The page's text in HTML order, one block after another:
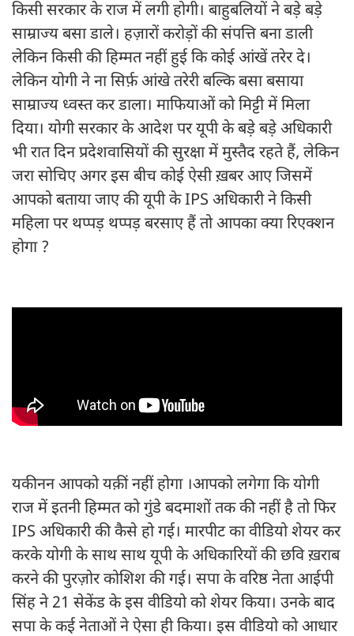
किसी सरकार के राज में लगी होगी। बाहुबलियों ने बड़े बड़े
साम्राज्य बसा डाले। हज़ारों करोड़ों की संपत्ति बना डाली
लेकिन किसी की हिम्मत नहीं हुई कि कोई आंखें तरेर दे।
लेकिन योगी ने ना सिर्फ़ आंखे तरेरी बल्कि बसा बसाया
साम्राज्य ध्वस्त कर डाला। माफियाओं को मिट्टी में मिला
दिया। योगी सरकार के आदेश पर यूपी के बड़े बडे़ अधिकारी
भी रात दिन प्रदेशवासियों की सुरक्षा में मुस्तैद रहते हैं, लेकिन
जरा सोचिए अगर इस बीच कोई ऐसी ख़बर आए जिसमें
आपको बताया जाए की यूपी के IPS अधिकारी ने किसी
महिला पर थप्पड़ थप्पड़ बरसाए हैं तो आपका क्या रिएक्शन
होगा ?
यकीनन आपको यक़ीं नहीं होगा ।आपको लगेगा कि योगी
राज में इतनी हिम्मत को गुंडे बदमाशों तक की नहीं है तो फिर
IPS अधिकारी की कैसे हो गई। मारपीट का वीडियो शेयर कर
करके योगी के साथ साथ यूपी के अधिकारियों की छवि ख़राब
करने की पुरज़ोर कोशिश की गई। सपा के वरिष्ठ नेता आईपी
सिंह ने 21 सेकेंड के इस वीडियो को शेयर किया। उनके बाद
सपा के कई नेताओं ने ऐसा ही किया। इस वीडियो को आधार